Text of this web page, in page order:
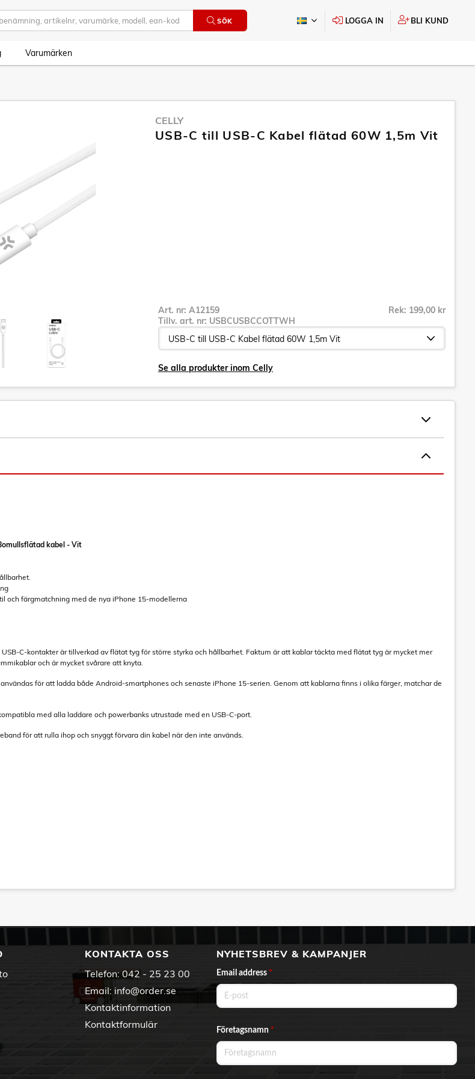
SÖK LOGGA IN BLI KUND
Varumärken
CELLY
USB-C till USB-C Kabel flätad 60W 1,5m Vit
Art. nr: A12159
Tillv. art. nr: USBCUSBCCOTTWH
Rek: 199,00 kr
Se alla produkter inom Celly
kabel - Vit
och färgmatchning med de nya iPhone 15-modellerna
C-kontakter är tillverkad av flätat tyg för större styrka och hållbarhet. Faktum är att kablar täckta med flätat tyg är mycket mer
och är mycket svårare att knyta.
för att ladda både Android-smartphones och senaste iPhone 15-serien. Genom att kablarna finns i olika färger, matchar de
med alla laddare och powerbanks utrustade med en USB-C-port.
för att rulla ihop och snyggt förvara din kabel när den inte används.
KONTAKTA OSS
Telefon: 042 - 25 23 00
Email: info@order.se
Kontaktinformation
Kontaktformulär
NYHETSBREV & KAMPANJER
Email address *
Företagsnamn *